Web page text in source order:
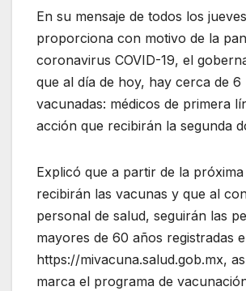
En su mensaje de todos los
proporciona con motivo de la
coronavirus COVID-19, el
que al día de hoy, hay cerca de 6
vacunadas: médicos de primera
acción que recibirán la segunda
Explicó que a partir de la próxima
recibirán las vacunas y que al
personal de salud, seguirán las
mayores de 60 años registradas
https://mivacuna.salud.gob.mx,
marca el programa de